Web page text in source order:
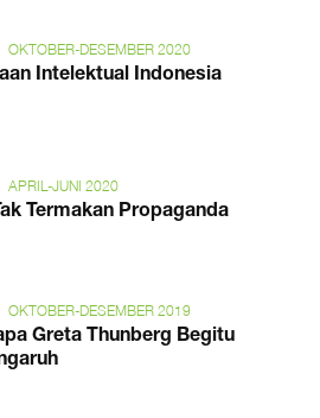
OKTOBER-DESEMBER 2020
Intelektual Indonesia
APRIL-JUNI 2020
Termakan Propaganda
OKTOBER-DESEMBER 2019
Greta Thunberg Begitu